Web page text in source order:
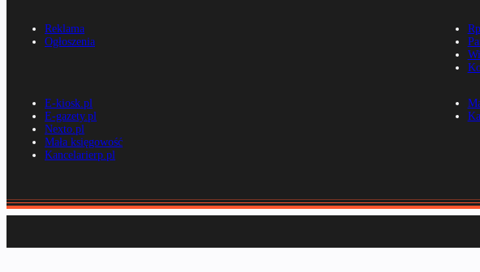
Reklama
Ogłoszenia
E-kiosk.pl
E-gazety.pl
Nexto.pl
Mała księgowość
Kancelarierp.pl